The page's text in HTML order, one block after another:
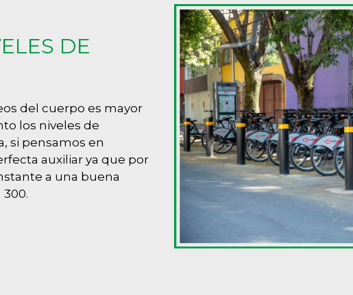
DE
del cuerpo es mayor
los niveles de
si pensamos en
auxiliar ya que por
a una buena